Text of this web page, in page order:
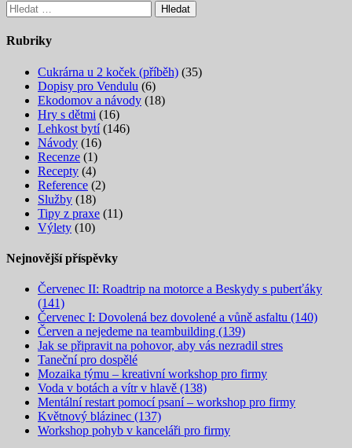
Vyhledávání
Rubriky
Cukrárna u 2 koček (příběh) (35)
Dopisy pro Vendulu (6)
Ekodomov a návody (18)
Hry s dětmi (16)
Lehkost bytí(146)
Návody (16)
Recenze (1)
Recepty (4)
Reference (2)
Služby (18)
Tipy z praxe (11)
Výlety (10)
Nejnovější příspěvky
Červenec II: Roadtrip na motorce a Beskydy s puberťáky
(141)
Červenec I: Dovolená bez dovolené a vůně asfaltu (140)
Červen a nejedeme na teambuilding (139)
Jak se připravit na pohovor, aby vás nezradil stres
Taneční pro dospělé
Mozaika týmu – kreativní workshop pro firmy
Voda v botách a vítr v hlavě (138)
Mentální restart pomocí psaní – workshop pro firmy
Květnový blázinec (137)
Workshop pohyb v kanceláři pro firmy